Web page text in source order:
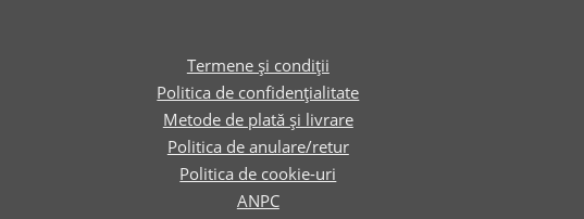
Termene și condiții
Politica de confidențialitate
Metode de plată și livrare
Politica de anulare/retur
Politica de cookie-uri
ANPC